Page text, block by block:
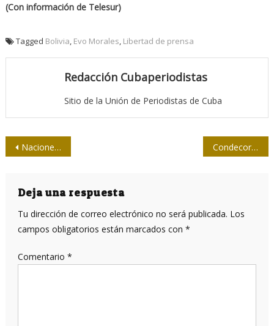
(Con información de Telesur)
Tagged Bolivia, Evo Morales, Libertad de prensa
Redacción Cubaperiodistas
Sitio de la Unión de Periodistas de Cuba
Navegación
entradas
Naciones Unidas defiende labor de profesionales de los medios Condecora la Upec a destacadas personalidades cubanas
Deja una respuesta
Tu dirección de correo electrónico no será publicada. Los
campos obligatorios están marcados con *
Comentario *